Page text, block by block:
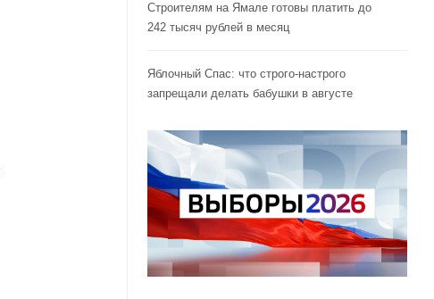
Строителям на Ямале готовы платить до
242 тысяч рублей в месяц
Яблочный Спас: что строго-настрого
запрещали делать бабушки в августе